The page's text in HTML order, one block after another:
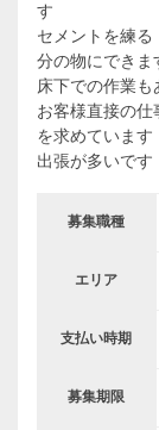
す
セメントを練る
分の物にできま
床下での作業も
お客様直接の
を求めています
出張が多いで
募集職種
エリア
支払い時期
募集期限